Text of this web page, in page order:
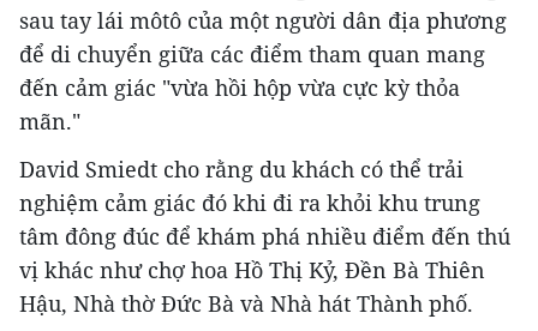
sau tay lái môtô của một người dân địa phương
để di chuyển giữa các điểm tham quan mang
đến cảm giác "vừa hồi hộp vừa cực kỳ thỏa
mãn."
David Smiedt cho rằng du khách có thể trải
nghiệm cảm giác đó khi đi ra khỏi khu trung
tâm đông đúc để khám phá nhiều điểm đến thú
vị khác như chợ hoa Hồ Thị Kỷ, Đền Bà Thiên
Hậu, Nhà thờ Đức Bà và Nhà hát Thành phố.